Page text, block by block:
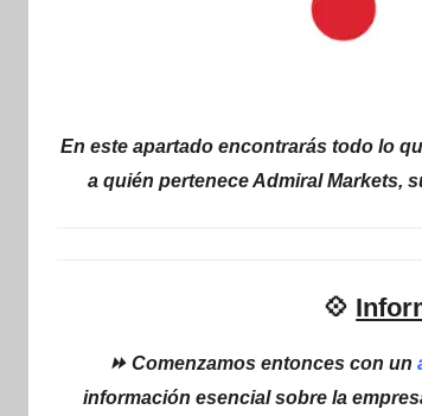
En este apartado encontrarás todo lo
a quién pertenece Admiral Markets,
💠
⏩ Comenzamos entonces con un
información esencial sobre la